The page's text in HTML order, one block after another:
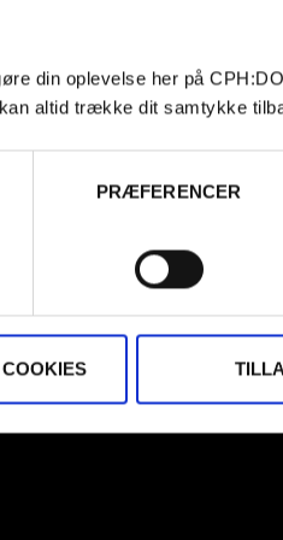
din oplevelse her på
altid trække dit samtykke
PRÆFERENCER